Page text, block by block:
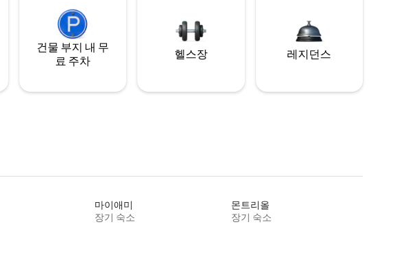
건물 부지 내 무
료 주차
헬스장 레지던스
마이애미
장기 숙소
몬트리올
장기 숙소